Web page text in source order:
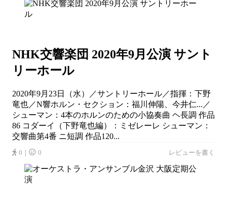
NHK交響楽団 2020年9⽉公演 サント
リーホール
2020年9月23日（水）／サントリーホール／指揮：下野
竜也／N響ホルン・セクション：福川伸陽、今井仁...／
シューマン：4本のホルンのための小協奏曲 ヘ長調 作品
86 コダーイ（下野竜也編）：ミゼレーレ シューマン：
交響曲第4番 ニ短調 作品120...
0｜ 0 レビューを書く